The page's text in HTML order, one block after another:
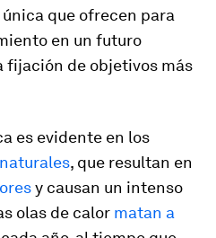
que ofrecen para
en un futuro
fijación de objetivos más
es evidente en los
, que resultan en
y causan un intenso
olas de calor matan a